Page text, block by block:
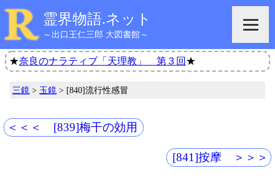
霊界物語.ネット
～出口王仁三郎 大図書館～
★奈良のナラティブ「天理教」 第３回 ★
三鏡 > 玉鏡 > [840]流行性感冒
＜＜＜ [839]梅干の効用
[841]按摩 ＞＞＞